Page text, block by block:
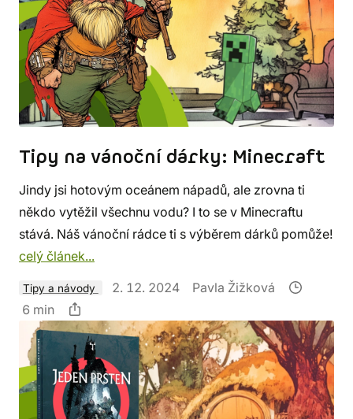
Tipy na vánoční dárky: Minecraft
Jindy jsi hotovým oceánem nápadů, ale zrovna ti
někdo vytěžil všechnu vodu? I to se v Minecraftu
stává. Náš vánoční rádce ti s výběrem dárků pomůže!
celý článek...
Tipy a návody 2. 12. 2024
Pavla Žižková
6 min